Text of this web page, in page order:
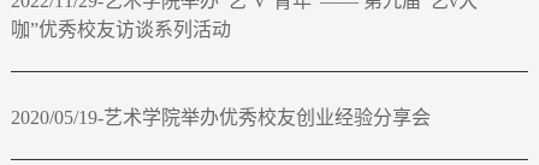
咖”优秀校友访谈系列活动
2020/05/19-艺术学院举办优秀校友创业经验分享会